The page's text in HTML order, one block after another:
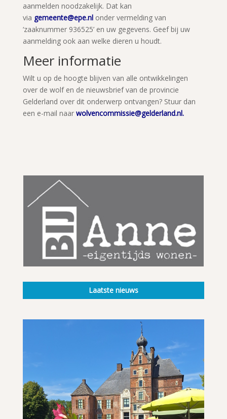
aanmelden noodzakelijk. Dat kan
via gemeente@epe.nlonder vermelding van
‘zaaknummer 936525’ en uw gegevens. Geef bij uw
aanmelding ook aan welke dieren u houdt.
Meer informatie
Wilt u op de hoogte blijven van alle ontwikkelingen
over de wolf en de nieuwsbrief van de provincie
Gelderland over dit onderwerp ontvangen? Stuur dan
een e-mail naar wolvencommissie@gelderland.nl.
Laatste nieuws